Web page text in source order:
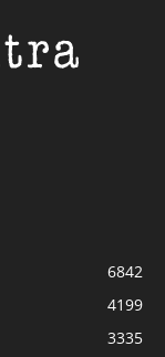
6842
4199
3335